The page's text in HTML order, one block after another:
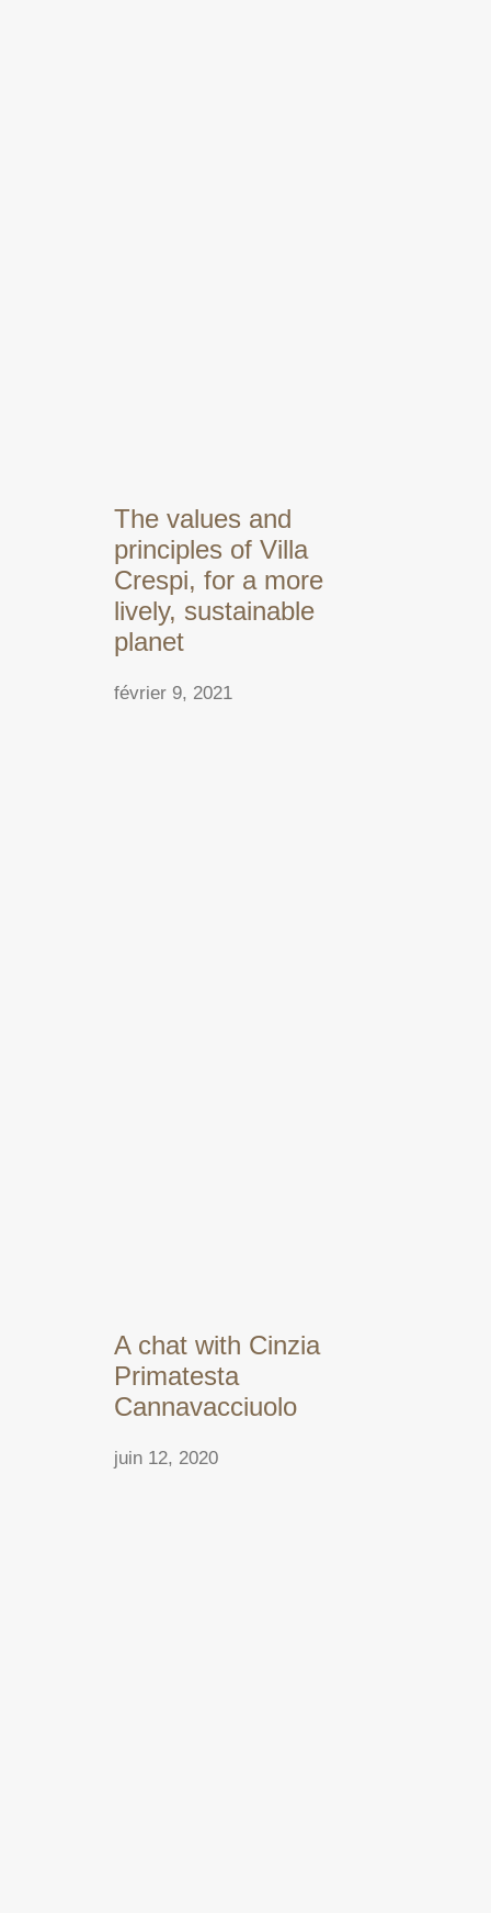
The values and
principles of Villa
Crespi, for a more
lively, sustainable
planet
février 9, 2021
A chat with Cinzia
Primatesta
Cannavacciuolo
juin 12, 2020